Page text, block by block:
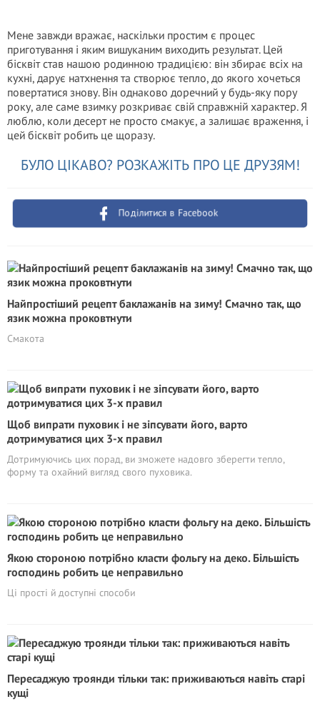
Мене завжди вражає, наскільки простим є процес
приготування і яким вишуканим виходить результат. Цей
бісквіт став нашою родинною традицією: він збирає всіх на
кухні, дарує натхнення та створює тепло, до якого хочеться
повертатися знову. Він однаково доречний у будь-яку пору
року, але саме взимку розкриває свій справжній характер. Я
люблю, коли десерт не просто смакує, а залишає враження, і
цей бісквіт робить це щоразу.
БУЛО ЦІКАВО? РОЗКАЖІТЬ ПРО ЦЕ ДРУЗЯМ!
Поділитися в Facebook
Найпростіший рецепт баклажанів на зиму! Смачно так, що
язик можна проковтнути
Смакота
Щоб випрати пуховик і не зіпсувати його, варто
дотримуватися цих 3-х правил
Дотримуючись цих порад, ви зможете надовго зберегти тепло,
форму та охайний вигляд свого пуховика.
Якою стороною потрібно класти фольгу на деко. Більшість
господинь робить це неправильно
Ці прості й доступні способи
Пересаджую троянди тільки так: приживаються навіть старі
кущі